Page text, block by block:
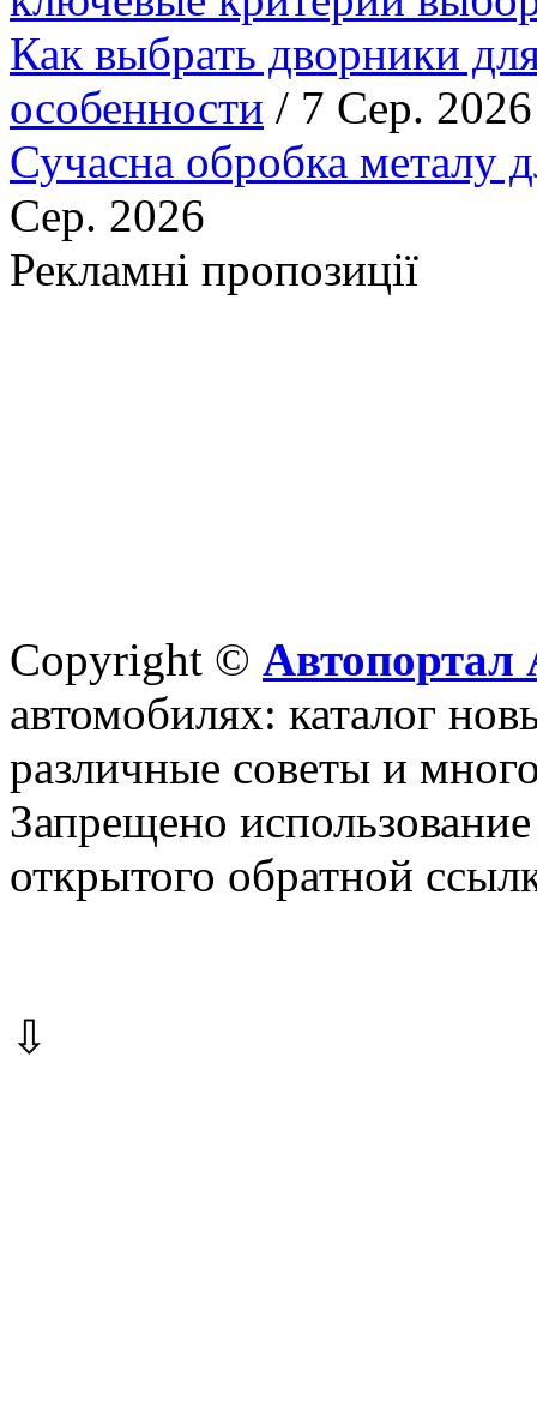
Как выбрать дворники
особенности / 7 Сер. 2026
Сучасна обробка металу
Сер. 2026
Рекламні пропозиції
Copyright © Автопортал
автомобилях: каталог
различные советы и
Запрещено
открытого обратной
⇩